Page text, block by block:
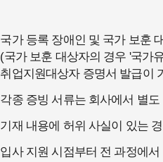
국가 등록 장애인 및 국가 보훈
(국가 보훈 대상자의 경우 '국가
취업지원대상자 증명서 발급이
각종 증빙 서류는 회사에서 별
기재 내용에 허위 사실이 있는
입사 지원 시점부터 전 과정에